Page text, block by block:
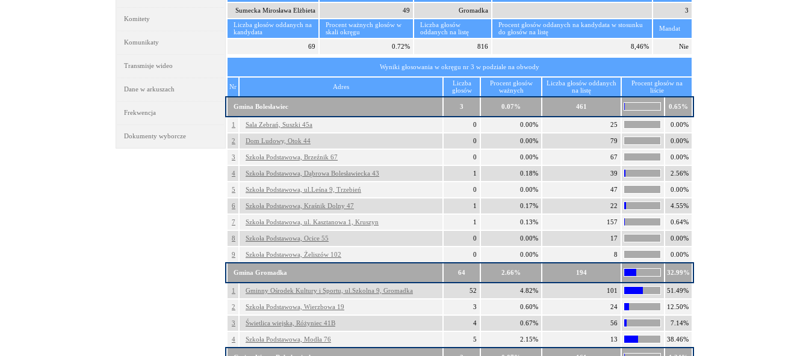
Komitety
Komunikaty
Transmisje wideo
Dane w arkuszach
Frekwencja
Dokumenty wyborcze
Sumecka Mirosława Elżbieta
49 Gromadka
3
Liczba głosów oddanych na
kandydata
Procent ważnych głosów w
skali okręgu
Liczba głosów
oddanych na listę
Procent głosów oddanych na kandydata w stosunku
do głosów na listę
Mandat
69 0.72% 816 8,46% Nie
Wyniki głosowania w okręgu nr 3 w podziale na obwody
Nr Adres
Liczba
głosów
Procent głosów
ważnych
Liczba głosów oddanych
na listę
Procent głosów na
liście
Gmina Bolesławiec 3 0.07% 461 0.65%
1 Sala Zebrań, Suszki 45a 0 0.00% 25 0.00%
2 Dom Ludowy, Otok 44 0 0.00% 79 0.00%
3 Szkoła Podstawowa, Brzeźnik 67 0 0.00% 67 0.00%
4 Szkoła Podstawowa, Dąbrowa Bolesławiecka 43 1 0.18% 39 2.56%
5 Szkoła Podstawowa, ul.Leśna 9, Trzebień 0 0.00% 47 0.00%
6 Szkoła Podstawowa, Kraśnik Dolny 47 1 0.17% 22 4.55%
7 Szkoła Podstawowa, ul. Kasztanowa 1, Kruszyn 1 0.13% 157 0.64%
8 Szkoła Podstawowa, Ocice 55 0 0.00% 17 0.00%
9 Szkoła Podstawowa, Żeliszów 102 0 0.00% 8 0.00%
Gmina Gromadka 64 2.66% 194 32.99%
1 Gminny Ośrodek Kultury i Sportu, ul.Szkolna 9, Gromadka 52 4.82% 101 51.49%
2 Szkoła Podstawowa, Wierzbowa 19 3 0.60% 24 12.50%
3 Świetlica wiejska, Różyniec 41B 4 0.67% 56 7.14%
4 Szkoła Podstawowa, Modła 76 5 2.15% 13 38.46%